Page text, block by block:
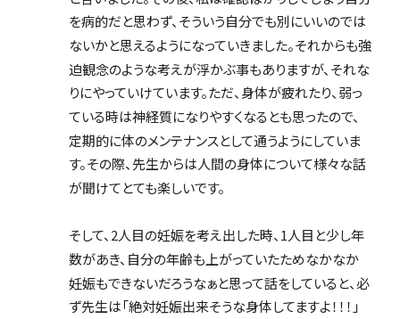
を病的だと思わず、そういう自分でも別にいいのでは
ないかと思えるようになっていきました。それからも強
迫観念のような考えが浮かぶ事もありますが、それな
りにやっていけています。ただ、身体が疲れたり、弱っ
ている時は神経質になりやすくなるとも思ったので、
定期的に体のメンテナンスとして通うようにしていま
す。その際、先生からは人間の身体について様々な話
が聞けてとても楽しいです。
そして、2人目の妊娠を考え出した時、1人目と少し年
数があき、自分の年齢も上がっていたためなかなか
妊娠もできないだろうなぁと思って話をしていると、必
ず先生は「絶対妊娠出来そうな身体してますよ！！！」